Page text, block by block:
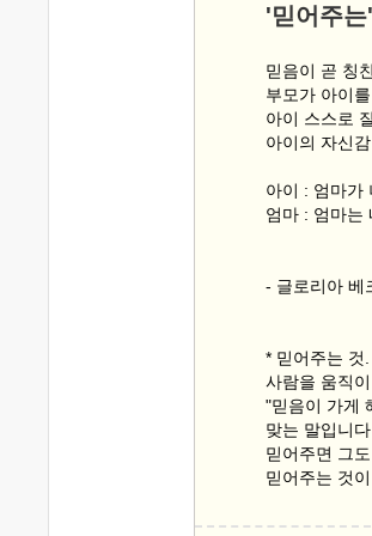
'믿어주
믿음이 곧 칭
부모가 아이
아이 스스로
아이의 자신
아이 : 엄마가
엄마 : 엄마는
- 글로리아 베
* 믿어주는 것.
사람을 움직
"믿음이 가게
맞는 말입니
믿어주면 그
믿어주는 것